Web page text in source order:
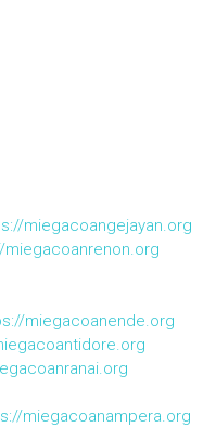
miegacoangejayan.org
miegacoanrenon.org
miegacoanende.org
miegacoanampera.org